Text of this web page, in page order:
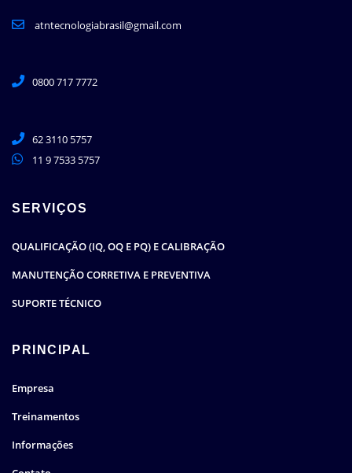
atntecnologiabrasil@gmail.com
0800 717 7772
62 3110 5757
11 9 7533 5757
SERVIÇOS
QUALIFICAÇÃO (IQ, OQ E PQ) E CALIBRAÇÃO
MANUTENÇÃO CORRETIVA E PREVENTIVA
SUPORTE TÉCNICO
PRINCIPAL
Empresa
Treinamentos
Informações